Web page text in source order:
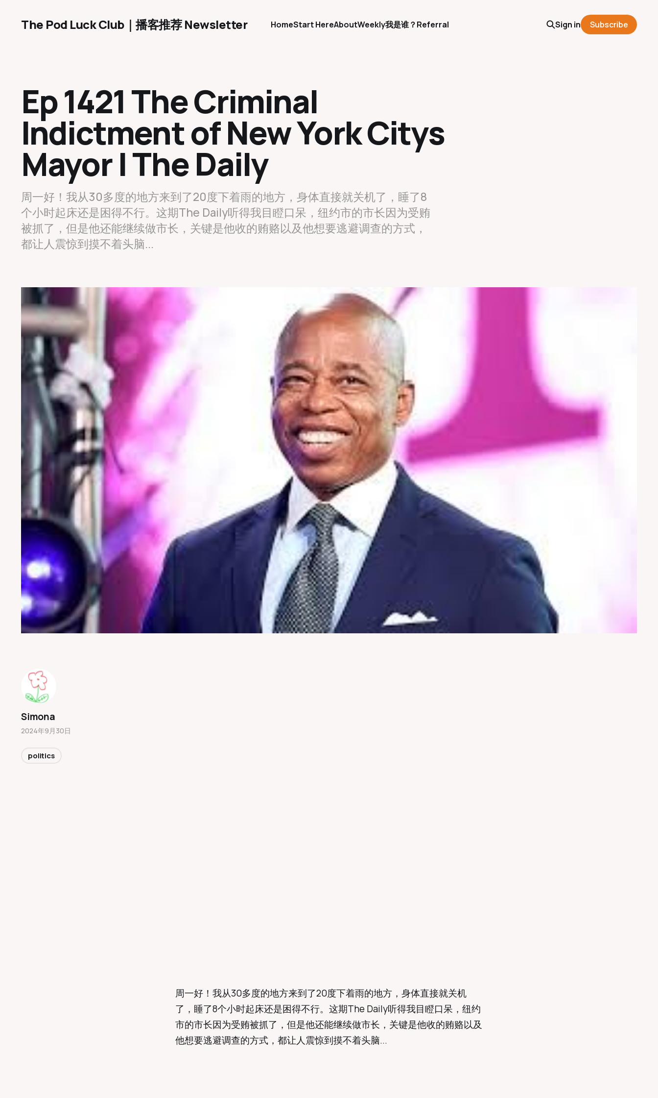
The Pod Luck Club｜播客推荐 Newsletter HomeStart HereAboutWeekly我是谁？Referral Sign in Subscribe
Ep 1421 The Criminal
Indictment of New York Citys
Mayor | The Daily
周一好！我从30多度的地方来到了20度下着雨的地方，身体直接就关机了，睡了8
个小时起床还是困得不行。这期The Daily听得我目瞪口呆，纽约市的市长因为受贿
被抓了，但是他还能继续做市长，关键是他收的贿赂以及他想要逃避调查的方式，
都让人震惊到摸不着头脑...
周一好！我从30多度的地方来到了20度下着雨的地方，身体直接就关机
了，睡了8个小时起床还是困得不行。这期The Daily听得我目瞪口呆，纽约
市的市长因为受贿被抓了，但是他还能继续做市长，关键是他收的贿赂以及
他想要逃避调查的方式，都让人震惊到摸不着头脑...
Simona
2024年9月30日
politics